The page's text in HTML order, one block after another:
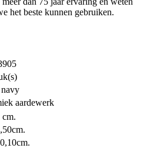
het beste kunnen gebruiken.
aardewerk
cm.